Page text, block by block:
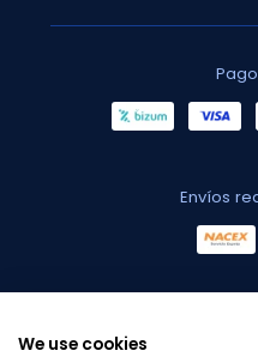
Envíos
We use cookies